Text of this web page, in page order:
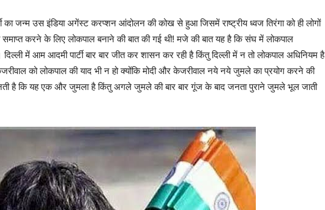
का जन्म उस इंडिया अगेंस्ट करप्शन आंदोलन की कोख से हुआ जिसमें राष्ट्रीय ध्वज तिरंगा को ही लोगों
समाप्त करने के लिए लोकपाल बनाने की बात की गई थी! मजे की बात यह है कि संघ में लोकपाल
में आम आदमी पार्टी बार बार जीत कर शासन कर रही है किंतु दिल्ली में न तो लोकपाल अधिनियम है
को लोकपाल की याद भी न हो क्योंकि मोदी और केजरीवाल नये नये जुमले का प्रयोग करने की
है कि यह एक और जुमला है किंतु अगले जुमले की बार बार गूंज के बाद जनता पुराने जुमले भूल जाती